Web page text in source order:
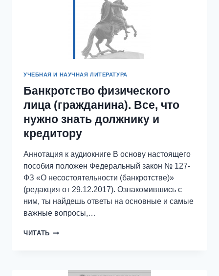
УЧЕБНАЯ И НАУЧНАЯ ЛИТЕРАТУРА
Банкротство физического
лица (гражданина). Все, что
нужно знать должнику и
кредитору
Аннотация к аудиокниге В основу настоящего
пособия положен Федеральный закон № 127-
ФЗ «О несостоятельности (банкротстве)»
(редакция от 29.12.2017). Ознакомившись с
ним, ты найдешь ответы на основные и самые
важные вопросы,…
ЧИТАТЬ БАНКРОТСТВО